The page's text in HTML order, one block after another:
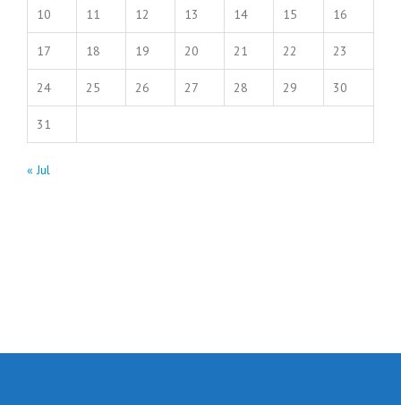
10 11 12 13 14 15 16
17 18 19 20 21 22 23
24 25 26 27 28 29 30
31
« Jul